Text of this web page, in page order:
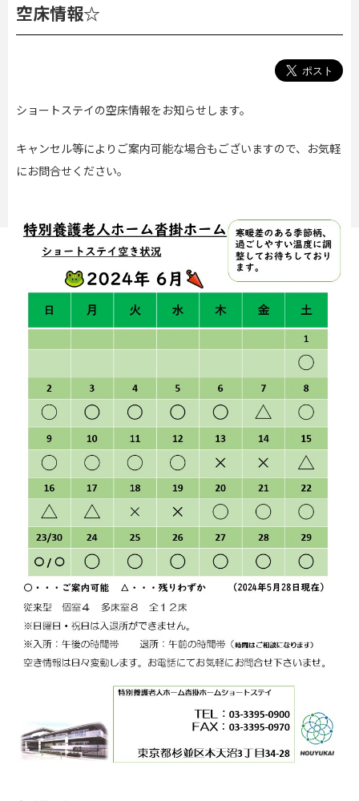
空床情報☆
ショートステイの空床情報をお知らせします。
キャンセル等によりご案内可能な場合もございますので、お気軽
にお問合せください。